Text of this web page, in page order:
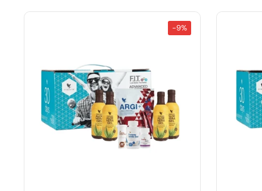
-9%